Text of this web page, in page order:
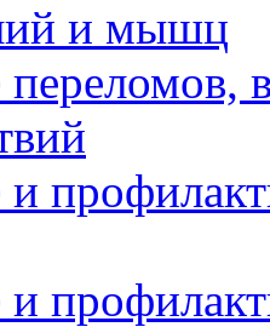
и мышц